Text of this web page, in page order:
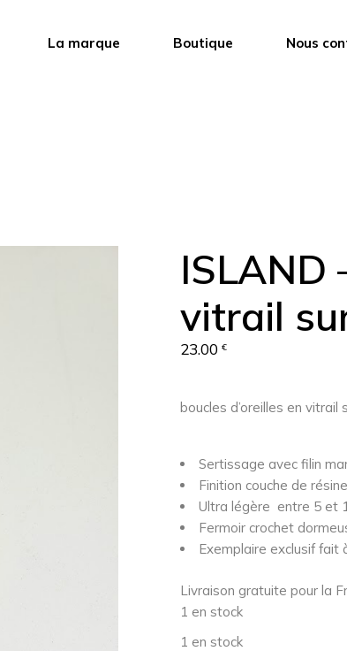
La marque Boutique Nous
ISLAND
vitrail
23.00 €
boucles d’oreilles en vitrail
Sertissage avec filin
Finition couche de
Ultra légère entre 5 et
Fermoir crochet
Exemplaire exclusif fait
Livraison gratuite pour la
1 en stock
1 en stock